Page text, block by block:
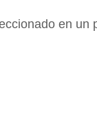
en un